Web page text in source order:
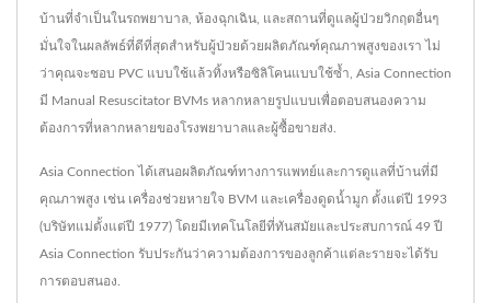
บ้านที่จำเป็นในรถพยาบาล, ห้องฉุกเฉิน, และสถานที่ดูแลผู้ป่วยวิกฤตอื่นๆ
มั่นใจในผลลัพธ์ที่ดีที่สุดสำหรับผู้ป่วยด้วยผลิตภัณฑ์คุณภาพสูงของเรา ไม่
ว่าคุณจะชอบ PVC แบบใช้แล้วทิ้งหรือซิลิโคนแบบใช้ซ้ำ, Asia Connection
มี Manual Resuscitator BVMs หลากหลายรูปแบบเพื่อตอบสนองความ
ต้องการที่หลากหลายของโรงพยาบาลและผู้ซื้อขายส่ง.
Asia Connection ได้เสนอผลิตภัณฑ์ทางการแพทย์และการดูแลที่บ้านที่มี
คุณภาพสูง เช่น เครื่องช่วยหายใจ BVM และเครื่องดูดน้ำมูก ตั้งแต่ปี 1993
(บริษัทแม่ตั้งแต่ปี 1977) โดยมีเทคโนโลยีที่ทันสมัยและประสบการณ์ 49 ปี
Asia Connection รับประกันว่าความต้องการของลูกค้าแต่ละรายจะได้รับ
การตอบสนอง.